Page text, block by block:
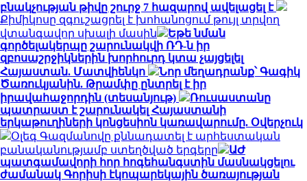
բնակչության թիվը շուրջ 7 հազարով ավելացել է
Քիմիկոսը զգուշացրել է խոհանոցում թույլ տրվող
վտանգավոր սխալի մասին
Եթե նման
գործելակերպը շարունակվի ՌԴ-ն իր
զբոսաշրջիկներին խորհուրդ կտա չայցելել
Հայաստան. Մատվիենկո
Նոր մեղադրանք՝ Գագիկ
Ծառուկյանին. Թրամփը ընտրել է իր
իրավահաջորդին (տեսանյութ)
Ռուսաստանը
պատրաստ է շարունակել Հայաստանի
երկաթուղիների կոնցեսիոն կառավարումը. Օվերչուկ
Օլեգ Գազմանովը քննադատել է արհեստական
բանականությամբ ստեղծված երգերը
ԱԺ
պատգամավորի հոր հոգեհանգստին մասնակցելու
ժամանակ Գորիսի էկոպարեկային ծառայության